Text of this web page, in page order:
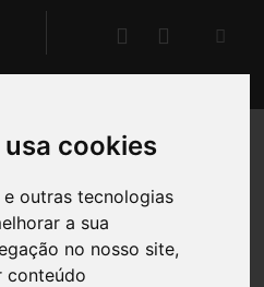
cookies
outras tecnologias
a sua
no nosso site,
conteúdo